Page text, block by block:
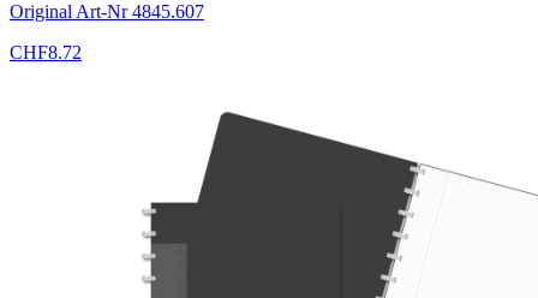
Original Art-Nr4845.607
CHF8.72